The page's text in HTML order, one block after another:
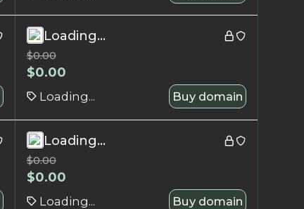
Loading...
$0.00
$0.00
Loading... Buy domain
Loading...
$0.00
$0.00
Loading... Buy domain